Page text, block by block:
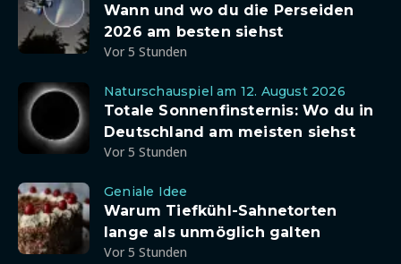
Wann und wo du die Perseiden
2026 am besten siehst
Vor 5 Stunden
Naturschauspiel am 12. August 2026
Totale Sonnenfinsternis: Wo du in
Deutschland am meisten siehst
Vor 5 Stunden
Geniale Idee
Warum Tiefkühl-Sahnetorten
lange als unmöglich galten
Vor 5 Stunden